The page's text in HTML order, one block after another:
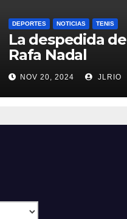
DEPORTES NOTICIAS TENIS
La despedida de
Rafa Nadal
NOV 20, 2024 JLRIO